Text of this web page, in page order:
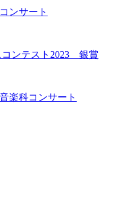
ンサート
コンテスト2023 銀賞
科コンサート